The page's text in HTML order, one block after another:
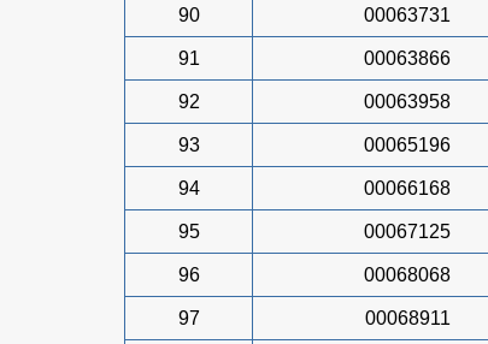
90 00063731
91 00063866
92 00063958
93 00065196
94 00066168
95 00067125
96 00068068
97 00068911